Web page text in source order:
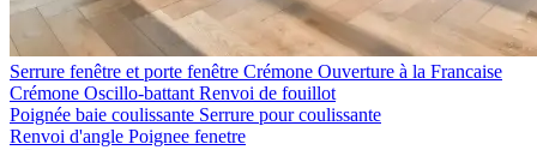
Serrure fenêtre et porte fenêtre
Crémone Ouverture à la Francaise
Crémone Oscillo-battant Renvoi de fouillot
Poignée baie coulissante Serrure pour coulissante
Renvoi d'angle Poignee fenetre